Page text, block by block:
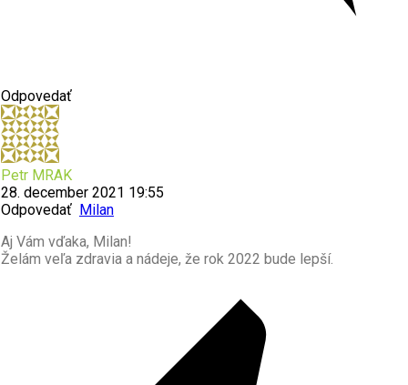
Odpovedať
Petr MRAK
28. december 2021 19:55
Odpovedať Milan
Aj Vám vďaka, Milan!
Želám veľa zdravia a nádeje, že rok 2022 bude lepší.